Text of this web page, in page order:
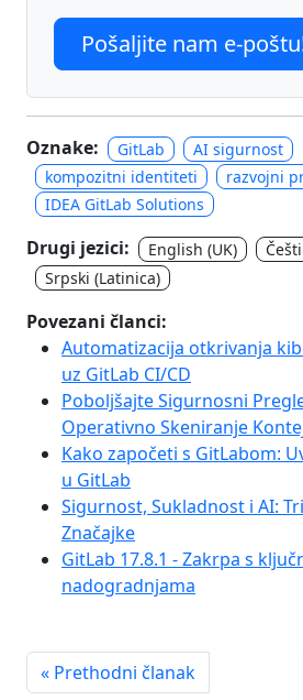
Pošaljite nam e-
Oznake: GitLab
AI sigurnost
kompozitni identiteti
razvojni
IDEA GitLab Solutions
Drugi jezici: English (UK)
Srpski (Latinica)
Povezani članci:
Automatizacija otkrivanja
uz GitLab CI/CD
Poboljšajte Sigurnosni
Operativno Skeniranje
Kako započeti s GitLabom:
u GitLab
Sigurnost, Sukladnost i AI:
Značajke
GitLab 17.8.1 - Zakrpa s
nadogradnjama
« Prethodni članak